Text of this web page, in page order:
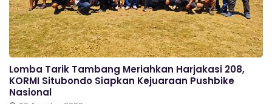
Lomba Tarik Tambang Meriahkan Harjakasi 208,
KORMI Situbondo Siapkan Kejuaraan Pushbike
Nasional